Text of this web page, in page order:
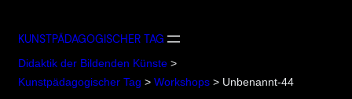
Inhalt
KUNSTPÄDAGOGISCHER TAG
Didaktik der Bildenden Künste >
Kunstpädagogischer Tag > Workshops > Unbenannt-44